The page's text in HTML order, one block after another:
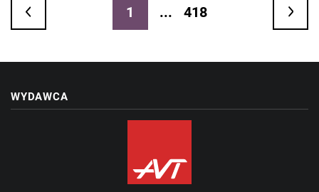
1 ... 418
WYDAWCA